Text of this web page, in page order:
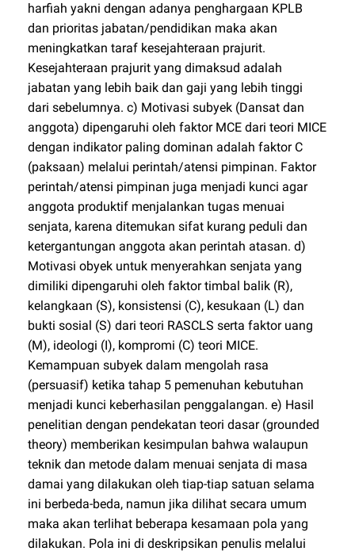
harfiah yakni dengan adanya penghargaan KPLB
dan prioritas jabatan/pendidikan maka akan
meningkatkan taraf kesejahteraan prajurit.
Kesejahteraan prajurit yang dimaksud adalah
jabatan yang lebih baik dan gaji yang lebih tinggi
dari sebelumnya. c) Motivasi subyek (Dansat dan
anggota) dipengaruhi oleh faktor MCE dari teori MICE
dengan indikator paling dominan adalah faktor C
(paksaan) melalui perintah/atensi pimpinan. Faktor
perintah/atensi pimpinan juga menjadi kunci agar
anggota produktif menjalankan tugas menuai
senjata, karena ditemukan sifat kurang peduli dan
ketergantungan anggota akan perintah atasan. d)
Motivasi obyek untuk menyerahkan senjata yang
dimiliki dipengaruhi oleh faktor timbal balik (R),
kelangkaan (S), konsistensi (C), kesukaan (L) dan
bukti sosial (S) dari teori RASCLS serta faktor uang
(M), ideologi (I), kompromi (C) teori MICE.
Kemampuan subyek dalam mengolah rasa
(persuasif) ketika tahap 5 pemenuhan kebutuhan
menjadi kunci keberhasilan penggalangan. e) Hasil
penelitian dengan pendekatan teori dasar (grounded
theory) memberikan kesimpulan bahwa walaupun
teknik dan metode dalam menuai senjata di masa
damai yang dilakukan oleh tiap-tiap satuan selama
ini berbeda-beda, namun jika dilihat secara umum
maka akan terlihat beberapa kesamaan pola yang
dilakukan. Pola ini di deskripsikan penulis melalui